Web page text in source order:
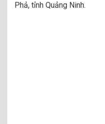
Phả, tỉnh Quảng Ninh.